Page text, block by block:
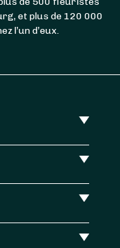
et plus de 120 000
l’un d’eux.